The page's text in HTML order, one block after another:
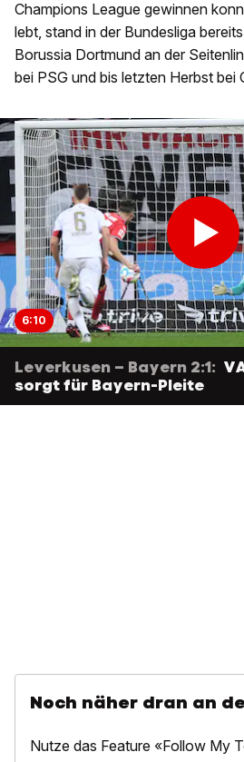
Champions League gewinnen
lebt, stand in der Bundesliga
Borussia Dortmund an der
bei PSG und bis letzten Herbst bei
6:10
Leverkusen – Bayern 2:1:
sorgt für Bayern-Pleite
Noch näher dran an
Nutze das Feature «Follow My